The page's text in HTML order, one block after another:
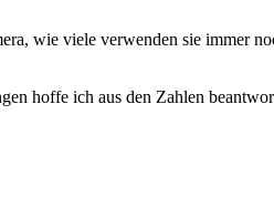
wie viele verwenden sie immer
hoffe ich aus den Zahlen